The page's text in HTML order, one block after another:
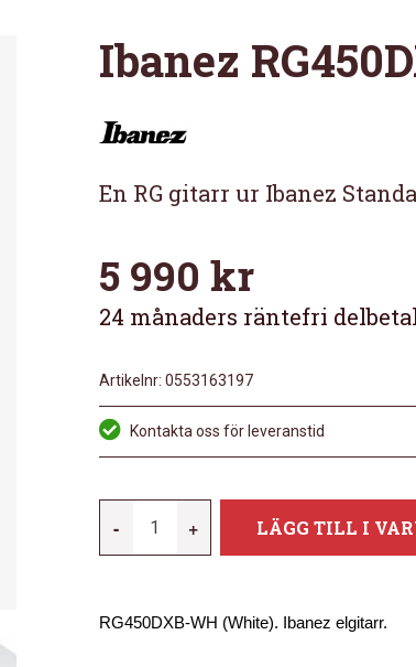
Ibanez
En RG gitarr ur Ibanez
5 990 kr
24 månaders räntefri
Artikelnr: 0553163197
Kontakta oss för leveranstid
-
RG450DXB-
+ LÄGG TILL I
RG450DXB-WH (White). Ibanez elgitarr.